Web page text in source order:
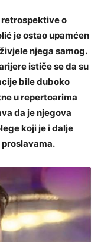
o
je ostao upamćen
njega samog.
ističe se da su
bile duboko
u repertoarima
da je njegova
koji je i dalje